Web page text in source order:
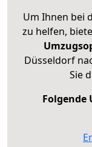
Um Ihnen bei
zu helfen,
Düsseldorf
Sie
Folgende